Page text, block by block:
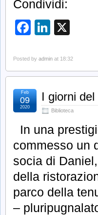
Condividi:
Facebook
Posted by admin at 18:32
I giorni
Biblioteca
Feb
09
2020
In una
commesso un
socia di
della
parco della
–